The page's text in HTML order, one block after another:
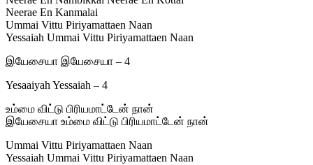
Neerae En Kanmalai
Ummai Vittu Piriyamattaen Naan
Yessaiah Ummai Vittu Piriyamattaen Naan
இயேசையா இயேசையா – 4
Yesaaiyah Yessaiah – 4
உம்மை விட்டு பிரியமாட்டேன் நான்
இயேசையா உம்மை விட்டு பிரியமாட்டேன் நான்
Ummai Vittu Piriyamattaen Naan
Yessaiah Ummai Vittu Piriyamattaen Naan